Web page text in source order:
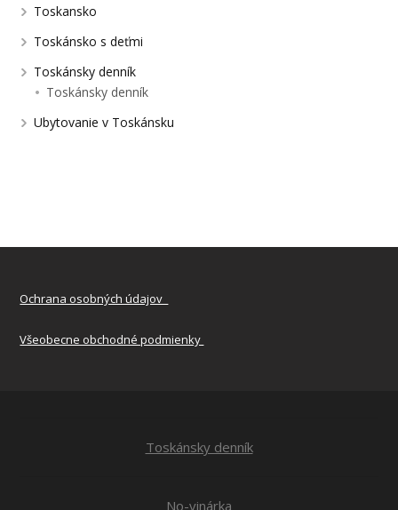
Toskansko
Toskánsko s deťmi
Toskánsky denník
Toskánsky denník
Ubytovanie v Toskánsku
Ochrana osobných údajov
Všeobecne obchodné podmienky
Toskánsky denník
No-vinárka